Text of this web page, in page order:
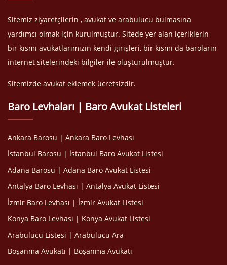
Sitemiz ziyaretçilerin , avukat ve arabulucu bulmasına
yardımcı olmak için kurulmuştur. Sitede yer alan içeriklerin
bir kısmı avukatlarımızın kendi girişleri, bir kısmı da baroların
internet sitelerindeki bilgiler ile oluşturulmuştur.
Sitemizde avukat eklemek ücretsizdir.
Baro Levhaları | Baro Avukat Listeleri
Ankara Barosu | Ankara Baro Levhası
İstanbul Barosu | İstanbul Baro Avukat Listesi
Adana Barosu | Adana Baro Avukat Listesi
Antalya Baro Levhası | Antalya Avukat Listesi
İzmir Baro Levhası | İzmir Avukat Listesi
Konya Baro Levhası | Konya Avukat Listesi
Arabulucu Listesi | Arabulucu Ara
Boşanma Avukatı | Boşanma Avukatı